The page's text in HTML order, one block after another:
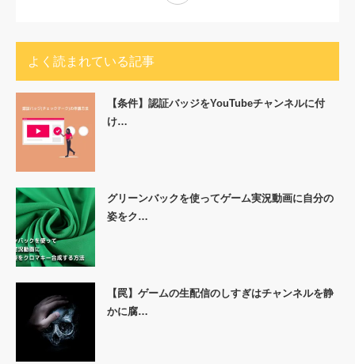
よく読まれている記事
【条件】認証バッジをYouTubeチャンネルに付
け…
グリーンバックを使ってゲーム実況動画に自分の
姿をク…
【罠】ゲームの生配信のしすぎはチャンネルを静
かに腐…